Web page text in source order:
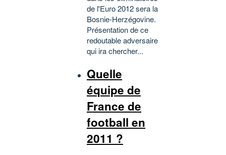
de l'Euro 2012 sera la
Bosnie-Herzégovine.
Présentation de ce
redoutable adversaire
qui ira chercher...
Quelle
équipe de
France de
football en
2011 ?